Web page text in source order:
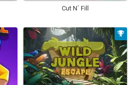
Cut N´ Fill